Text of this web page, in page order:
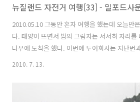
뉴질랜드 자전거 여행[33] - 밀포드사
2010.05.10 그동안 혼자 여행을 했는데 오늘만
다. 태양이 뜨면서 밤의 그림자는 서서히 자리
나우에 도착을 했다. 이번에 투어회사는 지난번
해서 백패커 리셉션에서 예약을 했다. 테 아나우
늉을 하니 근처로 모여든다. 지들끼리 먹이 쟁
멀리 있다가도 먹이를 주면 잽싸게 헤엄을 쳐서
2010. 7. 13.